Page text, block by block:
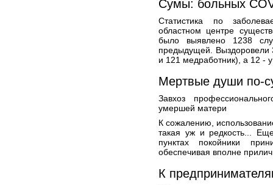
Сумы: больных
Статистика по
областном центре
было выявлено 1238
предыдущей. Выздоровели
и 121 медработник), а 12 -
Мертвые души по-
Завхоз
умершей матери
К сожалению,
такая уж и редкость...
пунктах покойники
обеспечивая вполне
К